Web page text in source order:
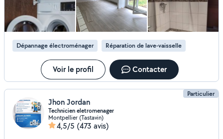
Dépannage électroménager Réparation de lave-vaisselle
Voir le profil Contacter
Particulier
Jhon Jordan
Technicien eletromenager
Montpellier (Tastavin)
4,5/5 (473 avis)